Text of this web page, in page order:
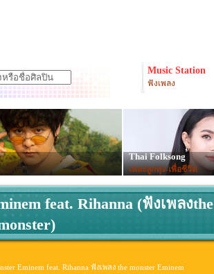
Music Station
ฟังเพลง
Thai Folksong
เพลงลูกทุ่ง-เพื่อชีวิต
feat. Rihanna (ฟังเพลงthe
Eminem feat. Rihanna ฟังเพลง the monster Eminem